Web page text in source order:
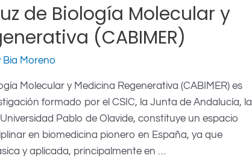
de Biología Molecular y
(CABIMER)
Bia Moreno
Molecular y Medicina Regenerativa (CABIMER) es
formado por el CSIC, la Junta de Andalucía, la
Pablo de Olavide, constituye un espacio
en biomedicina pionero en España, ya que
y aplicada, principalmente en …